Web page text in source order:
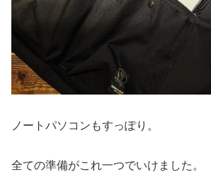
ノートパソコンもすっぽり。
全ての準備がこれ一つでいけました。